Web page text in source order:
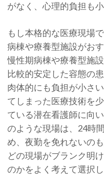
がなく、心理的負担も小
もし本格的な医療現場
病棟や療養型施設がおす
慢性期病棟や療養型施
比較的安定した容態の
肉体的にも負担が小さ
てしまった医療技術を
ている潜在看護師に向
のような現場は、24時
め、夜勤を免れないの
どの現場がブランク明
のかをよく考えて選択し